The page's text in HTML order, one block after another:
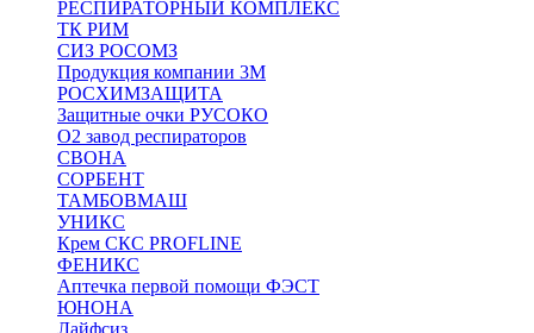
РЕСПИРАТОРНЫЙ КОМПЛЕКС
ТК РИМ
СИЗ РОСОМЗ
Продукция компании 3M
РОСХИМЗАЩИТА
Защитные очки РУСОКО
О2 завод респираторов
СВОНА
СОРБЕНТ
ТАМБОВМАШ
УНИКС
Крем СКС PROFLINE
ФЕНИКС
Аптечка первой помощи ФЭСТ
ЮНОНА
Лайфсиз